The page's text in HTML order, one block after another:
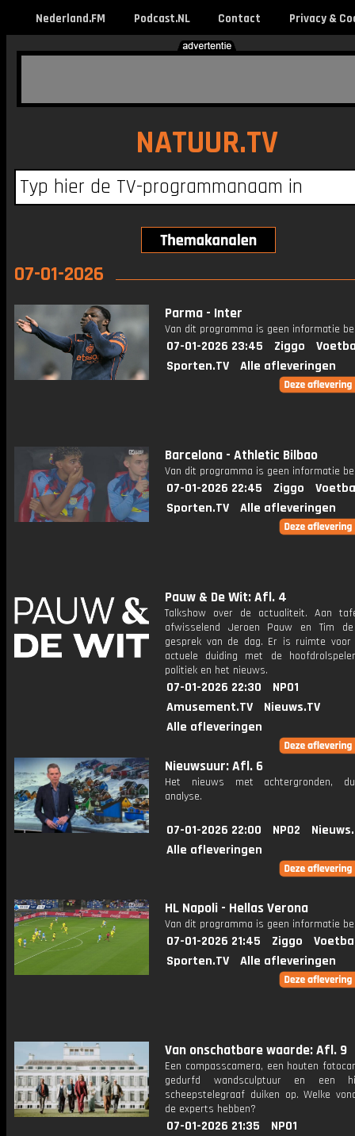
Nederland.FM Podcast.NL Contact Privacy &
NATUUR.TV
07-01-2026
Parma - Inter
Van dit programma is geen informatie
07-01-2026 23:45 Ziggo
Sporten.TV
Alle afleveringen
Barcelona - Athletic Bilbao
Van dit programma is geen informatie
07-01-2026 22:45 Ziggo
Sporten.TV
Alle afleveringen
Pauw & De Wit: Afl. 4
Talkshow over de actualiteit. Aan
afwisselend Jeroen Pauw en Tim
gesprek van de dag. Er is ruimte
actuele duiding met de
politiek en het nieuws.
07-01-2026 22:30
NPO1
Amusement.TV
Nieuws.TV
Alle afleveringen
Nieuwsuur: Afl. 6
Het nieuws met achtergronden,
analyse.
07-01-2026 22:00 NPO2
Alle afleveringen
HL Napoli - Hellas Verona
Van dit programma is geen informatie
07-01-2026 21:45 Ziggo
Sporten.TV
Alle afleveringen
Van onschatbare waarde: Afl. 9
Een compasscamera, een houten
gedurfd wandsculptuur en een
scheepstelegraaf duiken op. Welke
de experts hebben?
07-01-2026 21:35
NPO1